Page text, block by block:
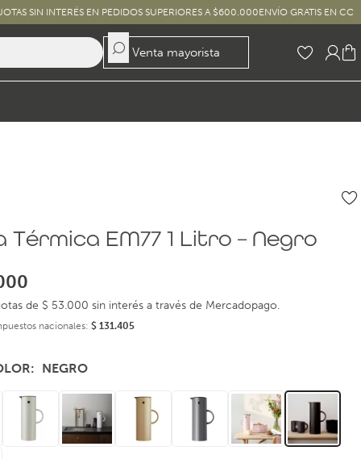
EN PEDIDOS SUPERIORES A $600.000ENVÍO GRATIS EN COMPRAS
Venta mayorista
EM77 1 Litro – Negro
de $ 53.000 sin interés a través de Mercadopago.
nacionales:$ 131.405
NEGRO